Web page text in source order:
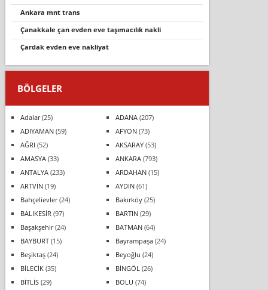
ankara mnt trans
çanakkale çan evden eve taşimacilik nakli̇
çardak evden eve nakliyat
BÖLGELER
Adalar(25) ADANA(207)
ADIYAMAN(59) AFYON(73)
AĞRI (52) AKSARAY(53)
AMASYA(33) ANKARA(793)
ANTALYA(233) ARDAHAN(15)
ARTVİN(19) AYDIN(61)
Bahçelievler(24) Bakırköy(25)
BALIKESİR (97) BARTIN(29)
Başakşehir(24) BATMAN(64)
BAYBURT(15) Bayrampaşa(24)
Beşiktaş(24) Beyoğlu (24)
BİLECİK(35) BİNGÖL (26)
BİTLİS(29) BOLU (74)